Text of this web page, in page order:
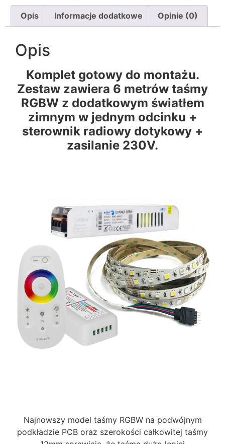
Opis Informacje dodatkowe Opinie (0)
Opis
Komplet gotowy do montażu.
Zestaw zawiera 6 metrów taśmy
RGBW z dodatkowym światłem
zimnym w jednym odcinku +
sterownik radiowy dotykowy +
zasilanie 230V.
Najnowszy model taśmy RGBW na podwójnym
podkładzie PCB oraz szerokości całkowitej taśmy